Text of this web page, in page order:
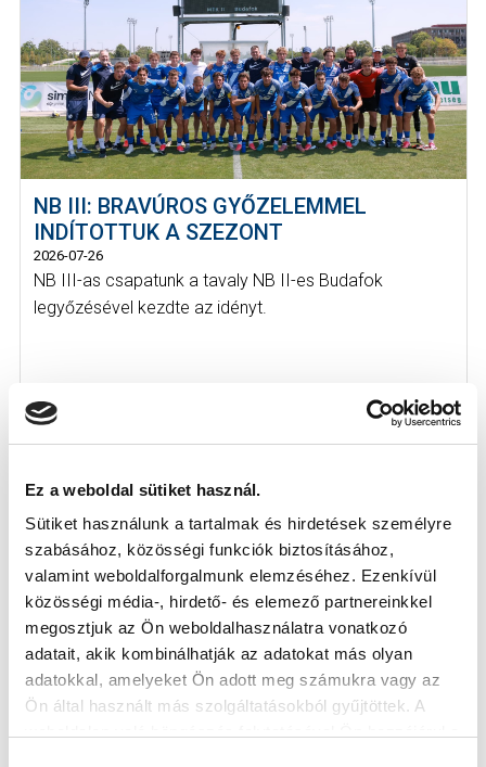
Ez a weboldal sütiket használ.
Sütiket használunk a tartalmak és hirdetések személyre
szabásához, közösségi funkciók biztosításához,
valamint weboldalforgalmunk elemzéséhez. Ezenkívül
közösségi média-, hirdető- és elemező partnereinkkel
megosztjuk az Ön weboldalhasználatra vonatkozó
adatait, akik kombinálhatják az adatokat más olyan
adatokkal, amelyeket Ön adott meg számukra vagy az
Ön által használt más szolgáltatásokból gyűjtöttek. A
NB III: BRAVÚROS GYŐZELEMMEL
INDÍTOTTUK A SZEZONT
2026-07-26
NB III-as csapatunk a tavaly NB II-es Budafok
legyőzésével kezdte az idényt.
KÖVETKEZŐ MÉRKŐZÉS
2026-08-07 17:30
ÚJ HIDEGKUTI NÁNDOR STADION
MTK BUDAPEST
VS
PUSKÁS AKADÉMIA FC